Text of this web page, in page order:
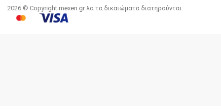
2026 © Copyright mexen.gr λα τα δικαιώματα διατηρούνται.